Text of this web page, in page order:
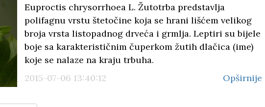
Euproctis chrysorrhoea L. Žutotrba predstavlja
polifagnu vrstu štetočine koja se hrani lišćem velikog
broja vrsta listopadnog drveća i grmlja. Leptiri su bijele
boje sa karakterističnim čuperkom žutih dlačica (ime)
koje se nalaze na kraju trbuha.
2015-07-06 13:40:12
Opširnije